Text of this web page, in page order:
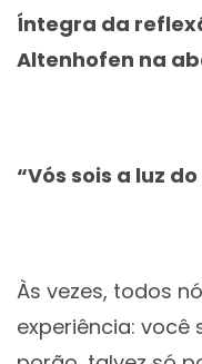
Íntegra da
Altenhofen na
“Vós sois a luz
Às vezes, todos
experiência: